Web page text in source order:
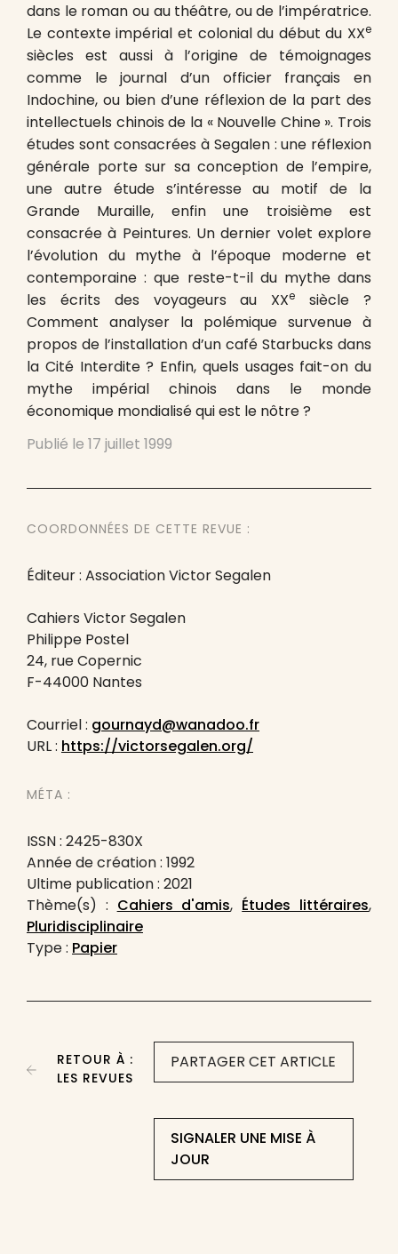
dans le roman ou au théâtre, ou de l’impératrice.
Le contexte impérial et colonial du début du XXe
siècles est aussi à l’origine de témoignages
comme le journal d’un officier français en
Indochine, ou bien d’une réflexion de la part des
intellectuels chinois de la « Nouvelle Chine ». Trois
études sont consacrées à Segalen : une réflexion
générale porte sur sa conception de l’empire,
une autre étude s’intéresse au motif de la
Grande Muraille, enfin une troisième est
consacrée à Peintures. Un dernier volet explore
l’évolution du mythe à l’époque moderne et
contemporaine : que reste-t-il du mythe dans
les écrits des voyageurs au XXe
siècle ?
Comment analyser la polémique survenue à
propos de l’installation d’un café Starbucks dans
la Cité Interdite ? Enfin, quels usages fait-on du
mythe impérial chinois dans le monde
économique mondialisé qui est le nôtre ?
Publié le 17 juillet 1999
COORDONNÉES DE CETTE REVUE :
Éditeur : Association Victor Segalen
Cahiers Victor Segalen
Philippe Postel
24, rue Copernic
F-44000 Nantes
Courriel : gournayd@wanadoo.fr
URL : https://victorsegalen.org/
MÉTA :
ISSN : 2425-830X
Année de création : 1992
Ultime publication : 2021
Thème(s) : Cahiers d'amis, Études littéraires,
Pluridisciplinaire
Type : Papier
PARTAGER CET ARTICLE
SIGNALER UNE MISE À
JOUR
RETOUR À :
LES REVUES